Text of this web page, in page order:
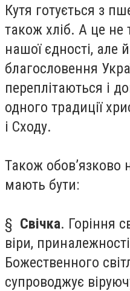
Кутя готується з
також хліб. А це не
нашої єдності, але
благословення
переплітаються і
одного традиції
і Сходу.
Також обов’язково
мають бути:
§ Свічка. Горіння
віри,
Божественного
супроводжує